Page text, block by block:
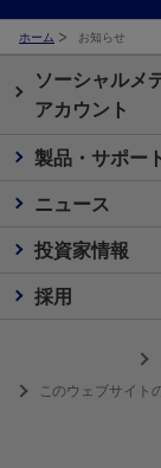
ホーム お知らせ
ソーシャルメ
アカウント
製品・サポー
ニュース
投資家情報
採用
このウェブサイト